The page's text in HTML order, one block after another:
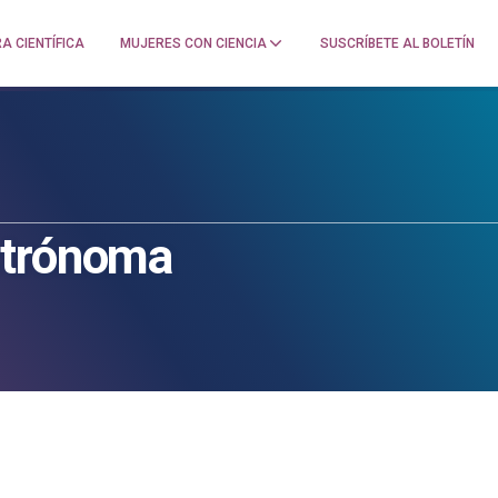
CIENTÍFICA MUJERES CON CIENCIA SUSCRÍBETE AL BOLETÍN